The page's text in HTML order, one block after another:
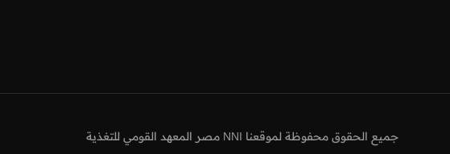
جميع الحقوق محفوظة لموقعنا NNI مصر المعهد القومي للتغذية